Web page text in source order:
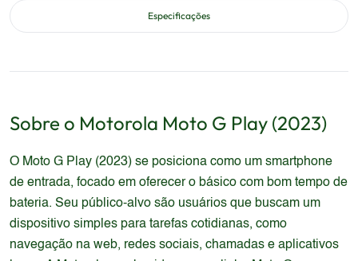
Especificações
Sobre o Motorola Moto G Play (2023)
O Moto G Play (2023) se posiciona como um smartphone
de entrada, focado em oferecer o básico com bom tempo de
bateria. Seu público-alvo são usuários que buscam um
dispositivo simples para tarefas cotidianas, como
navegação na web, redes sociais, chamadas e aplicativos